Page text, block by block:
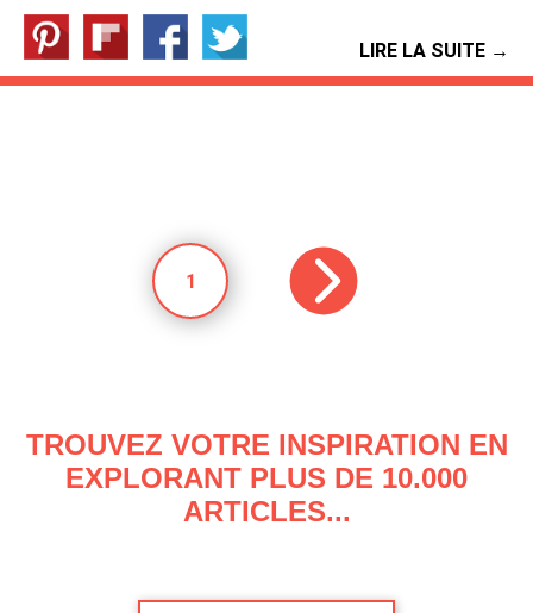
LIRE LA SUITE →
1
TROUVEZ VOTRE INSPIRATION EN
EXPLORANT PLUS DE 10.000
ARTICLES...